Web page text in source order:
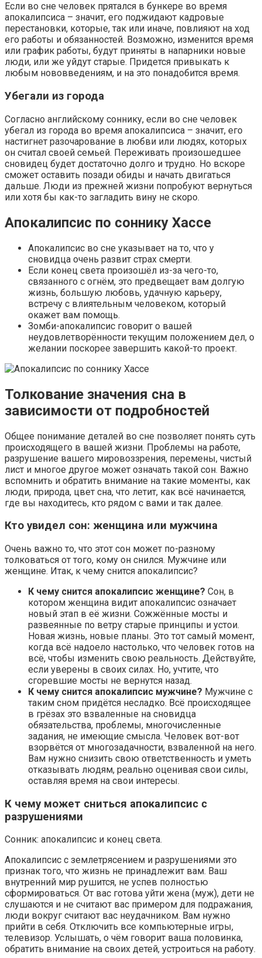
Если во сне человек прятался в бункере во время
апокалипсиса – значит, его поджидают кадровые
перестановки, которые, так или иначе, повлияют на ход
его работы и обязанностей. Возможно, изменится время
или график работы, будут приняты в напарники новые
люди, или же уйдут старые. Придется привыкать к
любым нововведениям, и на это понадобится время.
Убегали из города
Согласно английскому соннику, если во сне человек
убегал из города во время апокалипсиса – значит, его
настигнет разочарование в любви или людях, которых
он считал своей семьей. Переживать произошедшее
сновидец будет достаточно долго и трудно. Но вскоре
сможет оставить позади обиды и начать двигаться
дальше. Люди из прежней жизни попробуют вернуться
или хотя бы как-то загладить вину не скоро.
Апокалипсис по соннику Хассе
Апокалипсис во сне указывает на то, что у
сновидца очень развит страх смерти.
Если конец света произошёл из-за чего-то,
связанного с огнём, это предвещает вам долгую
жизнь, большую любовь, удачную карьеру,
встречу с влиятельным человеком, который
окажет вам помощь.
Зомби-апокалипсис говорит о вашей
неудовлетворённости текущим положением дел, о
желании поскорее завершить какой-то проект.
Толкование значения сна в
зависимости от подробностей
Общее понимание деталей во сне позволяет понять суть
происходящего в вашей жизни. Проблемы на работе,
разрушение вашего мировоззрения, перемены, чистый
лист и многое другое может означать такой сон. Важно
вспомнить и обратить внимание на такие моменты, как
люди, природа, цвет сна, что летит, как всё начинается,
где вы находитесь, кто рядом с вами и так далее.
Кто увидел сон: женщина или мужчина
Очень важно то, что этот сон может по-разному
толковаться от того, кому он снился. Мужчине или
женщине. Итак, к чему снится апокалипсис?
К чему снится апокалипсис женщине? Сон, в
котором женщина видит апокалипсис означает
новый этап в её жизни. Сожжённые мосты и
развеянные по ветру старые принципы и устои.
Новая жизнь, новые планы. Это тот самый момент,
когда всё надоело настолько, что человек готов на
всё, чтобы изменить свою реальность. Действуйте,
если уверены в своих силах. Но, учтите, что
сгоревшие мосты не вернутся назад.
К чему снится апокалипсис мужчине? Мужчине с
таким сном придётся несладко. Всё происходящее
в грёзах это взваленные на сновидца
обязательства, проблемы, многочисленные
задания, не имеющие смысла. Человек вот-вот
взорвётся от многозадачности, взваленной на него.
Вам нужно снизить свою ответственность и уметь
отказывать людям, реально оценивая свои силы,
оставляя время на свои интересы.
К чему может сниться апокалипсис с
разрушениями
Сонник: апокалипсис и конец света.
Апокалипсис с землетрясением и разрушениями это
признак того, что жизнь не принадлежит вам. Ваш
внутренний мир рушится, не успев полностью
сформироваться. От вас готова уйти жена (муж), дети не
слушаются и не считают вас примером для подражания,
люди вокруг считают вас неудачником. Вам нужно
прийти в себя. Отключить все компьютерные игры,
телевизор. Услышать, о чём говорит ваша половинка,
обратить внимание на своих детей, устроиться на работу.